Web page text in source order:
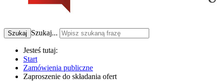
Szukaj Szukaj...
Jesteś tutaj:
Start
Zamówienia publiczne
Zaproszenie do składania ofert